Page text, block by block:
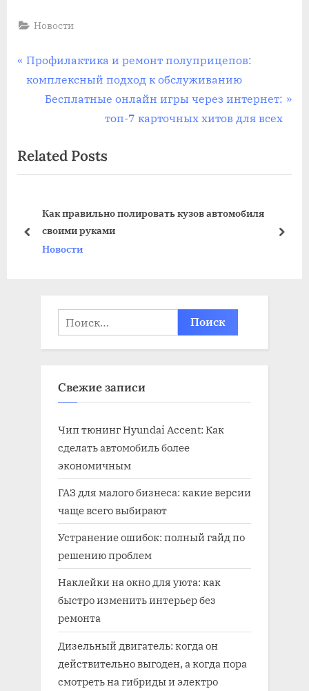
Новости
Навигация
P
r
o
u
o
Профилактика и ремонт полуприцепов:
комплексный подход к обслуживанию
N
t
P
s
t
:
Бесплатные онлайн игры через интернет:
топ-7 карточных хитов для всех
Related Posts
Как правильно полировать кузов автомобиля
своими руками
Новости
prev next
Найти:
Свежие записи
Чип тюнинг Hyundai Accent: Как
сделать автомобиль более
экономичным
ГАЗ для малого бизнеса: какие версии
чаще всего выбирают
Устранение ошибок: полный гайд по
решению проблем
Наклейки на окно для уюта: как
быстро изменить интерьер без
ремонта
Дизельный двигатель: когда он
действительно выгоден, а когда пора
смотреть на гибриды и электро